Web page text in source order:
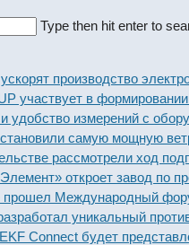
Type then hit enter to
производство
в формировании
измерений с
самую мощную
рассмотрели ход
откроет завод по
Международный форум
уникальный
будет представлено